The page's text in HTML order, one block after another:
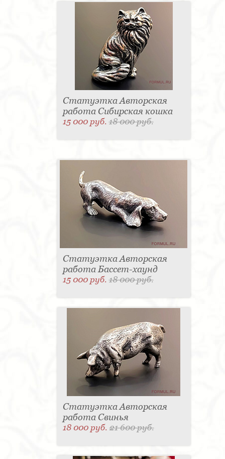
Статуэтка Авторская
работа Сибирская кошка
15 000 руб.18 000 руб.
Статуэтка Авторская
работа Бассет-хаунд
15 000 руб.18 000 руб.
Статуэтка Авторская
работа Свинья
18 000 руб.21 600 руб.